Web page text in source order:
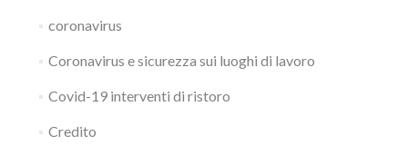
coronavirus
Coronavirus e sicurezza sui luoghi di lavoro
Covid-19 interventi di ristoro
Credito